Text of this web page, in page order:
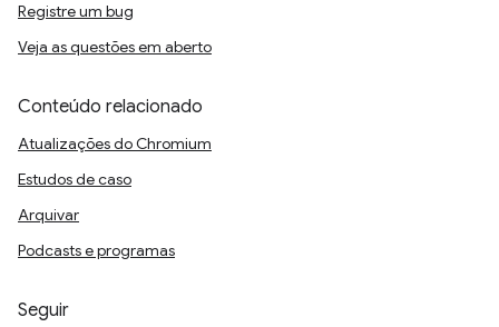
Registre um bug
Veja as questões em aberto
Conteúdo relacionado
Atualizações do Chromium
Estudos de caso
Arquivar
Podcasts e programas
Seguir